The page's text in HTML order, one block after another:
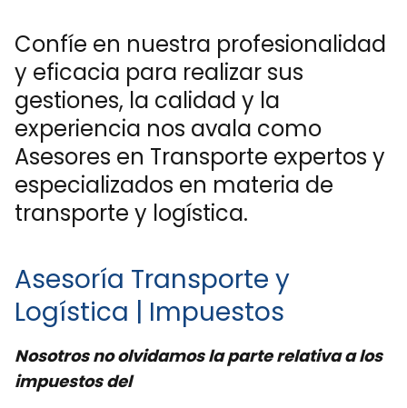
Confíe en nuestra profesionalidad
y eficacia para realizar sus
gestiones, la calidad y la
experiencia nos avala como
Asesores en Transporte expertos y
especializados en materia de
transporte y logística.
Asesoría Transporte y
Logística | Impuestos
Nosotros no olvidamos la parte relativa a los
impuestos del